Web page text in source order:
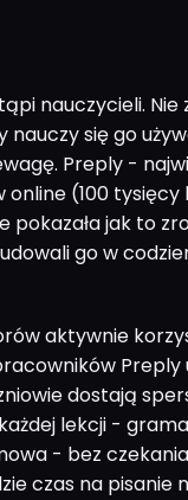
nauczycieli. Nie
nauczy się go
Preply -
online (100 tysięcy
pokazała jak to
go w
aktywnie
Preply
dostają
lekcji -
- bez
czas na pisanie